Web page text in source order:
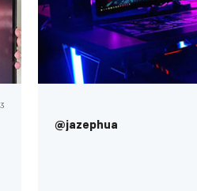
@jazephua